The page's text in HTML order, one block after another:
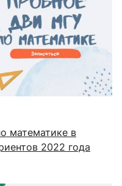
математике в
2022 года